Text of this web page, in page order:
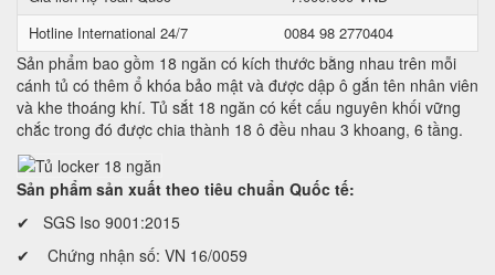
Hotline International 24/7
0084 98 2770404
Sản phẩm bao gồm 18 ngăn có kích thước bằng nhau trên mỗi
cánh tủ có thêm ổ khóa bảo mật và được dập ô gắn tên nhân viên
và khe thoáng khí. Tủ sắt 18 ngăn có kết cấu nguyên khối vững
chắc trong đó được chia thành 18 ô đều nhau 3 khoang, 6 tầng.
Sản phẩm sản xuất theo tiêu chuẩn Quốc tế:
✔ SGS Iso 9001:2015
✔ Chứng nhận số: VN 16/0059